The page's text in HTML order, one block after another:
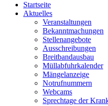
Startseite
Aktuelles
Veranstaltungen
Bekanntmachungen
Stellenangebote
Ausschreibungen
Breitbandausbau
Müllabfuhrkalender
Mängelanzeige
Notrufnummern
Webcams
Sprechtage der